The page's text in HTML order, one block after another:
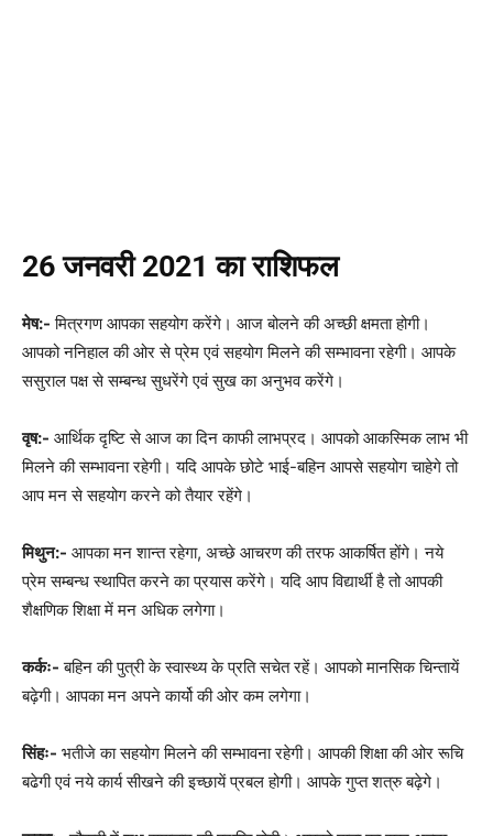
26जनवरी2021काराशिफल
मेष:- मित्रगण आपका सहयोग करेंगे। आज बोलने की अच्छी क्षमता होगी।
आपको ननिहाल की ओर से प्रेम एवं सहयोग मिलने की सम्भावना रहेगी। आपके
ससुराल पक्ष से सम्बन्ध सुधरेंगे एवं सुख का अनुभव करेंगे।
वृष:- आर्थिक दृष्टि से आज का दिन काफी लाभप्रद। आपको आकस्मिक लाभ भी
मिलने की सम्भावना रहेगी। यदि आपके छोटे भाई-बहिन आपसे सहयोग चाहेगे तो
आप मन से सहयोग करने को तैयार रहेंगे।
मिथुन:- आपका मन शान्त रहेगा, अच्छे आचरण की तरफ आकर्षित होंगे। नये
प्रेम सम्बन्ध स्थापित करने का प्रयास करेंगे। यदि आप विद्यार्थी है तो आपकी
शैक्षणिक शिक्षा में मन अधिक लगेगा।
कर्कः- बहिन की पुत्री के स्वास्थ्य के प्रति सचेत रहें। आपको मानसिक चिन्तायें
बढ़ेगी। आपका मन अपने कार्यो की ओर कम लगेगा।
सिंहः- भतीजे का सहयोग मिलने की सम्भावना रहेगी। आपकी शिक्षा की ओर रूचि
बढेगी एवं नये कार्य सीखने की इच्छायें प्रबल होगी। आपके गुप्त शत्रु बढ़ेगे।